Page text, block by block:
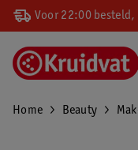
Voor 22:00
Home Beauty